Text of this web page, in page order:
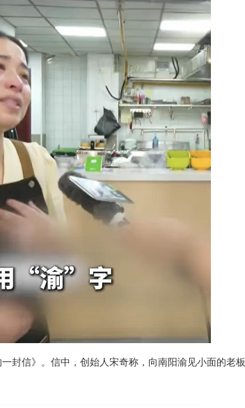
封信》。信中，创始人宋奇称，向南阳渝见小面的老板